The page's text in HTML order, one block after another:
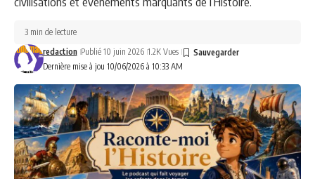
Dernière mise à jou 10/06/2026 à 10:33 AM
redaction Publié 10 juin 2026 1.2K Vues
3 min de lecture